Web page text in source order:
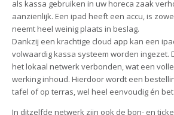
als kassa gebruiken in uw horeca zaak
aanzienlijk. Een ipad heeft een accu, is
neemt heel weinig plaats in beslag.
Dankzij een krachtige cloud app kan een
volwaardig kassa systeem worden ingezet.
het lokaal netwerk verbonden, wat een
werking inhoud. Hierdoor wordt een
tafel of op terras, wel heel eenvoudig én
In ditzelfde netwerk zijn ook de bon- en